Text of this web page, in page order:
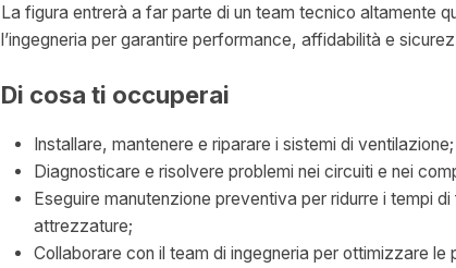
La figura entrerà a far parte di un team tecnico altamente
l’ingegneria per garantire performance, affidabilità e
Di cosa ti occuperai
Installare, mantenere e riparare i sistemi di ventilazione;
Diagnosticare e risolvere problemi nei circuiti e nei
Eseguire manutenzione preventiva per ridurre i tempi
attrezzature;
Collaborare con il team di ingegneria per ottimizzare le